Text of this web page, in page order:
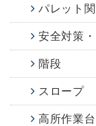
パレット
安全対策
階段
スロープ
高所作業台